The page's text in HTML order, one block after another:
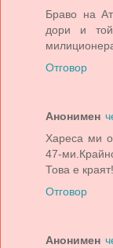
Браво на
дори и
Отговор
Анонимен
Хареса ми
47-
Това е краят!
Отговор
Анонимен